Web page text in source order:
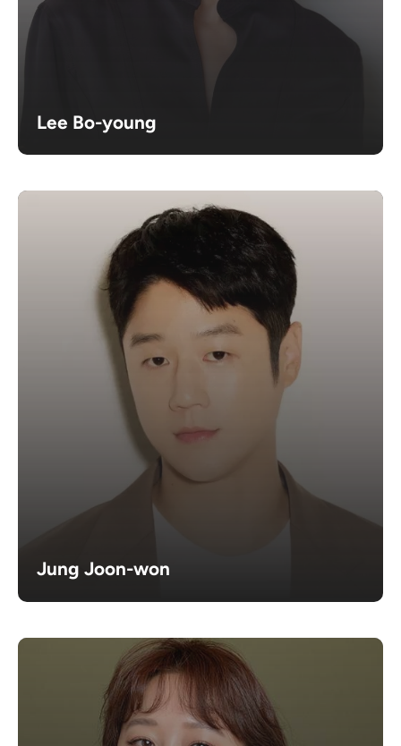
Lee Bo-young
Jung Joon-won